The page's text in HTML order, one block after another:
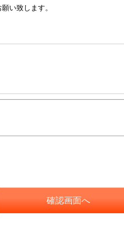
い致します。
確認画面へ